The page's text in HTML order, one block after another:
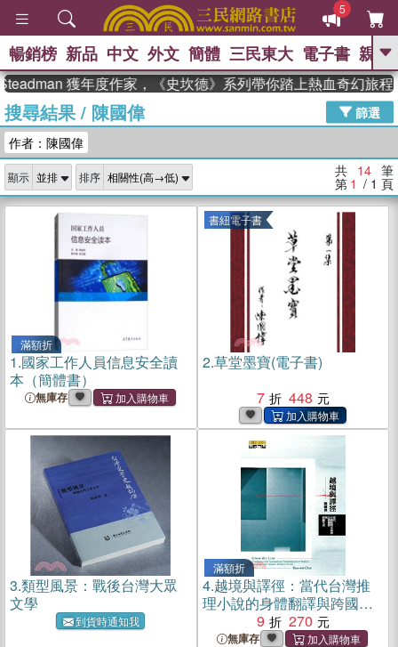
5
GO
The Odyssey 、
父親節 、 如果歷史是一群喵 、 暑期
念華 、 台灣的李登輝時代 、 數學女
孩：黎曼猜想
偉大的迷走神經
暢銷榜 新品 中文 外文 簡體 三民東大 電子書 親子
獲年度作家，《史坎德》系列帶你踏上熱血奇幻旅程
搜尋結果/ 陳國偉
篩選
作者：陳國偉
顯示 排序 共 14 筆
第 1 / 1 頁
滿額折
1.國家工作人員信息安全讀
本（簡體書）
無庫存
書紐電子書
2.草堂墨寶(電子書)
7
448
3.類型風景：戰後台灣大眾
文學
到貨時通知我
滿額折
4.越境與譯徑：當代台灣推
理小說的身體翻譯與跨國生
9 270
無庫存